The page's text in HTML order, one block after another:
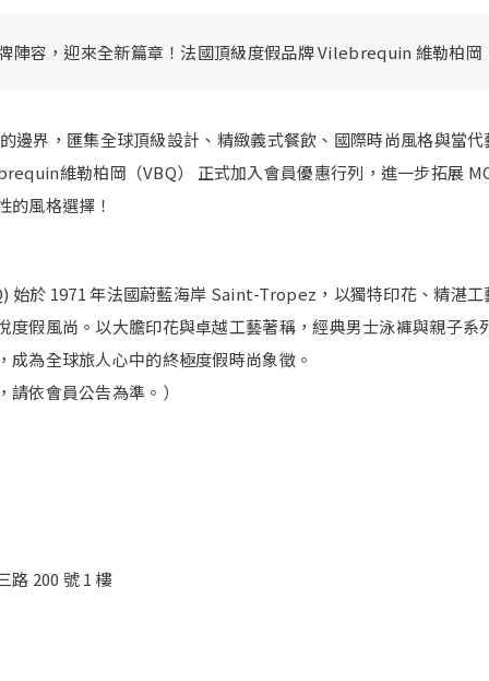
陣容，迎來全新篇章！法國頂級度假品牌 Vilebrequin 維勒柏岡
邊界，匯集全球頂級設計、精緻義式餐飲、國際時尚風格與當
維勒柏岡（VBQ） 正式加入會員優惠行列，進一步拓展
的風格選擇！
於 1971 年法國蔚藍海岸 Saint-Tropez，以獨特印花、精湛
度假風尚。以大膽印花與卓越工藝著稱，經典男士泳褲與親子
成為全球旅人心中的終極度假時尚象徵。
請依會員公告為準。）
路 200 號 1 樓